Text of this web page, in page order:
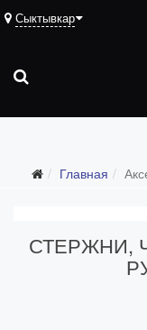
Сыктывкар
Главная
СТЕРЖНИ,